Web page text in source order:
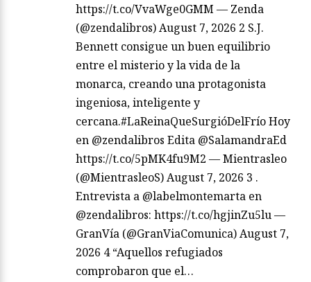
https://t.co/VvaWge0GMM — Zenda
(@zendalibros) August 7, 2026 2 S.J.
Bennett consigue un buen equilibrio
entre el misterio y la vida de la
monarca, creando una protagonista
ingeniosa, inteligente y
cercana.#LaReinaQueSurgióDelFrío Hoy
en @zendalibros Edita @SalamandraEd
https://t.co/5pMK4fu9M2 — Mientrasleo
(@MientrasleoS) August 7, 2026 3 .
Entrevista a @labelmontemarta en
@zendalibros: https://t.co/hgjinZu5lu —
GranVía (@GranViaComunica) August 7,
2026 4 “Aquellos refugiados
comprobaron que el…